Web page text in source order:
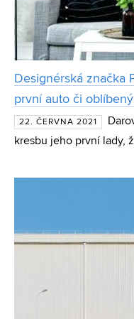
Designérská značka
první auto či
22. ČERVNA 2021
kresbu jeho první lady,
umožňuje slovenská